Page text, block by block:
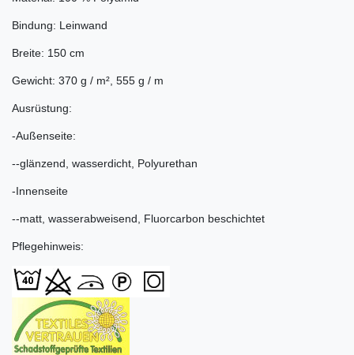
Bindung: Leinwand
Breite: 150 cm
Gewicht: 370 g / m², 555 g / m
Ausrüstung:
-Außenseite:
--glänzend, wasserdicht, Polyurethan
-Innenseite
--matt, wasserabweisend, Fluorcarbon beschichtet
Pflegehinweis: